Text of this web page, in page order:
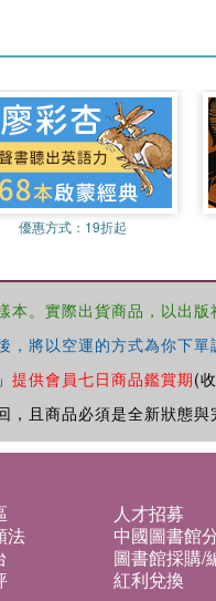
優惠方式： 19折起
。實際出貨商品，以出
將以空運的方式為你下
提供會員七日商品鑑賞期(
且商品必須是全新狀態
人才招募
法 中國圖書館
圖書館採購/
紅利兌換